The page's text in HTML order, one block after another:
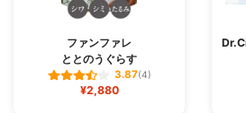
ファンファレ
ととのうぐらす
3.87(4)
¥2,880